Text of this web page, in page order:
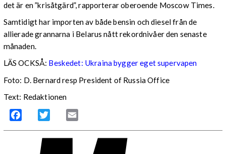
det är en ”krisåtgärd”, rapporterar oberoende Moscow Times.
Samtidigt har importen av både bensin och diesel från de
allierade grannarna i Belarus nått rekordnivåer den senaste
månaden.
LÄS OCKSÅ: Beskedet: Ukraina bygger eget supervapen
Foto: D. Bernard resp President of Russia Office
Text: Redaktionen
Facebook Twitter